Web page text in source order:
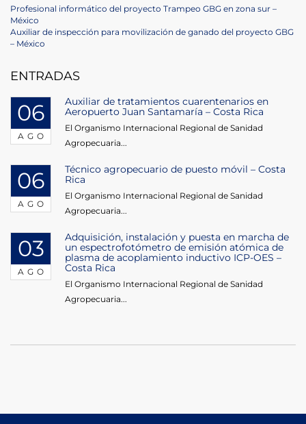
Navegación
de
Previous
Post
Profesional informático del proyecto Trampeo GBG en zona sur –
México
Next
Post
Auxiliar de inspección para movilización de ganado del proyecto GBG
– México
ENTRADAS
06
AGO
Auxiliar de tratamientos cuarentenarios en
Aeropuerto Juan Santamaría – Costa Rica
El Organismo Internacional Regional de Sanidad
Agropecuaria...
06
AGO
Técnico agropecuario de puesto móvil – Costa
Rica
El Organismo Internacional Regional de Sanidad
Agropecuaria...
03
AGO
Adquisición, instalación y puesta en marcha de
un espectrofotómetro de emisión atómica de
plasma de acoplamiento inductivo ICP-OES –
Costa Rica
El Organismo Internacional Regional de Sanidad
Agropecuaria...